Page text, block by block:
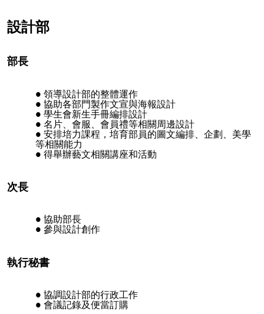
設計部
部長
領導設計部的整體運作
協助各部門製作文宣與海報設計
學生會新生手冊編排設計
名片、會服、會員禮等相關周邊設計
安排培力課程，培育部員的圖文編排、企劃、美學
等相關能力
得舉辦藝文相關講座和活動
次長
協助部長
參與設計創作
執行秘書
協調設計部的行政工作
會議記錄及便當訂購